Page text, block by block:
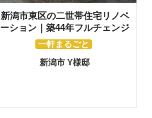
新潟市東区の二世帯住宅リノベ
ーション｜築44年フルチェンジ
一軒まるごと
新潟市 Y様邸